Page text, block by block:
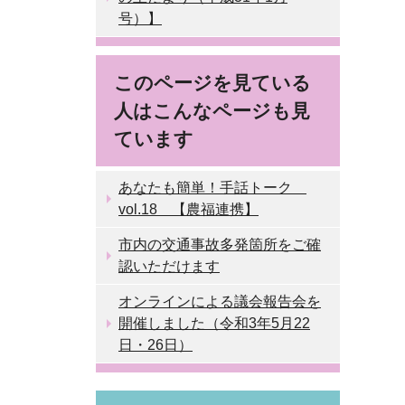
号）】
このページを見ている
人はこんなページも見
ています
あなたも簡単！手話トーク
vol.18 【農福連携】
市内の交通事故多発箇所をご確
認いただけます
オンラインによる議会報告会を
開催しました（令和3年5月22
日・26日）